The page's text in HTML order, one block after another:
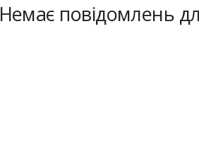
Немає повідомлень